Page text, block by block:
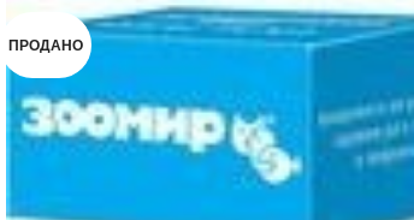
ПРОДАНО